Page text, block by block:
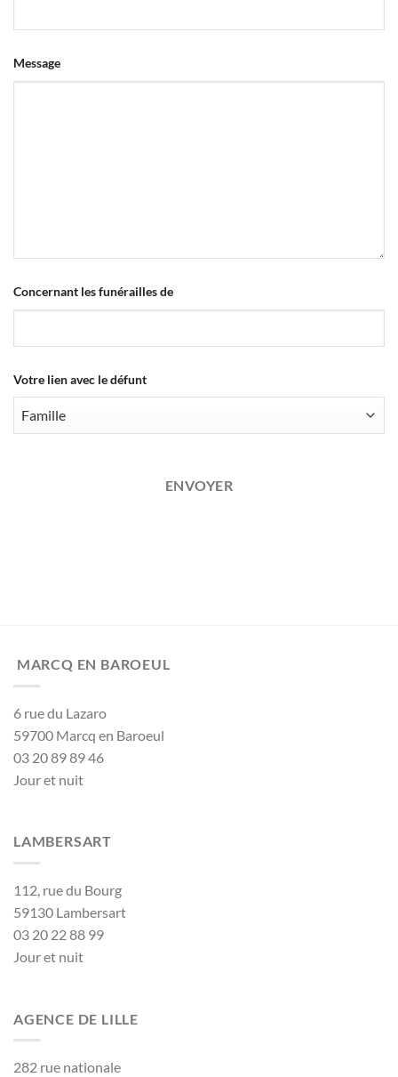
Message
Concernant les funérailles de
Votre lien avec le défunt
ENVOYER
MARCQ EN BAROEUL
6 rue du Lazaro
59700 Marcq en Baroeul
03 20 89 89 46
Jour et nuit
LAMBERSART
112, rue du Bourg
59130 Lambersart
03 20 22 88 99
Jour et nuit
AGENCE DE LILLE
282 rue nationale